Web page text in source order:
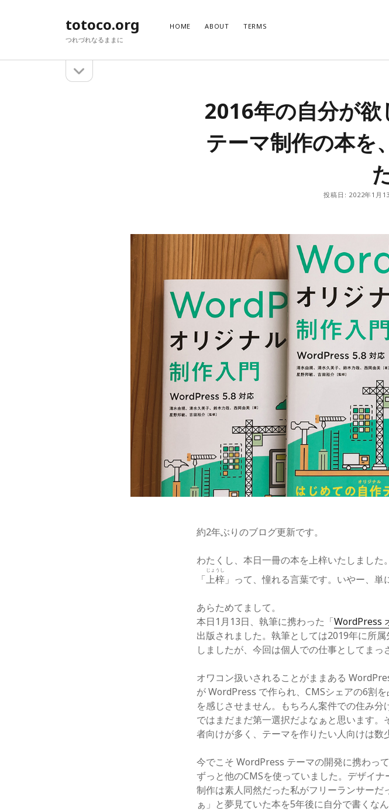
totoco.org
つれづれなるままに
HOME ABOUT TERMS
イ
Diary
Info
Inside
Outside
2016年の自分が
テーマ制作の本を
投稿日: 2022年1月
約2年ぶりのブログ更新です。
わたくし、本日一冊の本を上梓いたしました。
「上梓
じょうし
」って、憧れる言葉です。いやー、単
あらためてまして。
本日1月13日、執筆に携わった「WordPress
出版されました。執筆としては2019年に所
しましたが、今回は個人での仕事としてまっ
オワコン扱いされることがままある
が WordPress で作られ、CMSシェアの6割
を感じさせません。もちろん案件での住み
ではまだまだ第一選択だよなぁと思います
者向けが多く、テーマを作りたい人向けは数
今でこそ WordPress テーマの開発に携わっ
ずっと他のCMSを使っていました。デザイ
制作は素人同然だった私がフリーランサー
ぁ」と夢見ていた本を5年後に自分で書くな